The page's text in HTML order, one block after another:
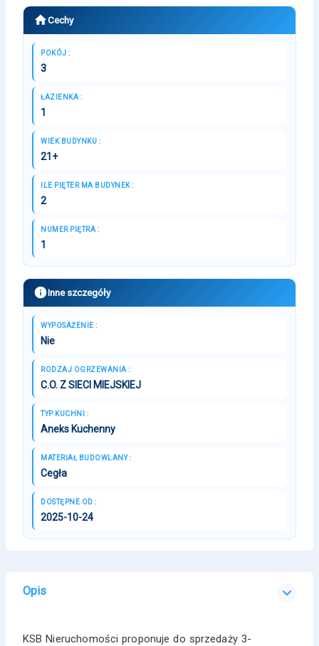
Cechy
POKÓJ :
3
ŁAZIENKA :
1
WIEK BUDYNKU :
21+
ILE PIĘTER MA BUDYNEK :
2
NUMER PIĘTRA :
1
Inne szczegóły
WYPOSAŻENIE :
Nie
RODZAJ OGRZEWANIA :
C.O. Z SIECI MIEJSKIEJ
TYP KUCHNI :
Aneks Kuchenny
MATERIAŁ BUDOWLANY :
Cegła
DOSTĘPNE OD :
2025-10-24
Opis
KSB Nieruchomości proponuje do sprzedaży 3-